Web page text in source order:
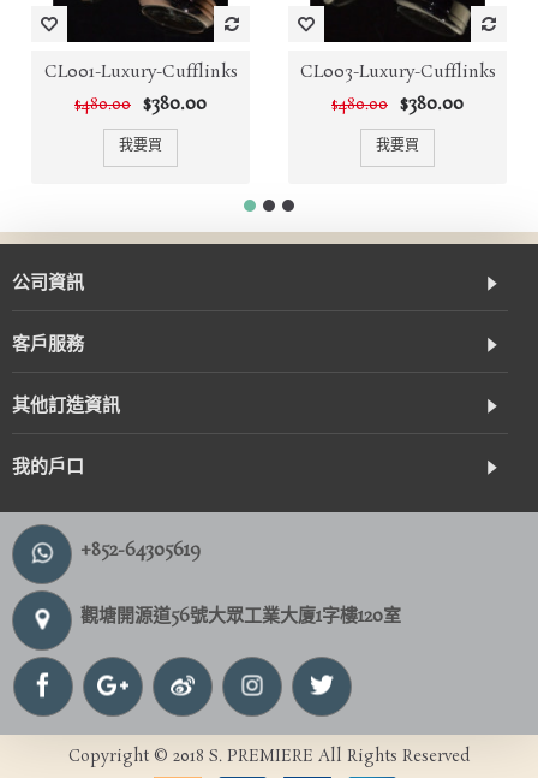
CL001-Luxury-Cufflinks
$480.00 $380.00
我要買
CL003-Luxury-Cufflinks
$480.00 $380.00
我要買
公司資訊
客戶服務
其他訂造資訊
我的戶口
+852-64305619
觀塘開源道56號大眾工業大廈1字樓120室
Copyright © 2018 S. PREMIERE All Rights Reserved